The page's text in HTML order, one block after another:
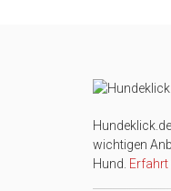
wichtigen
Hund. Erfahrt